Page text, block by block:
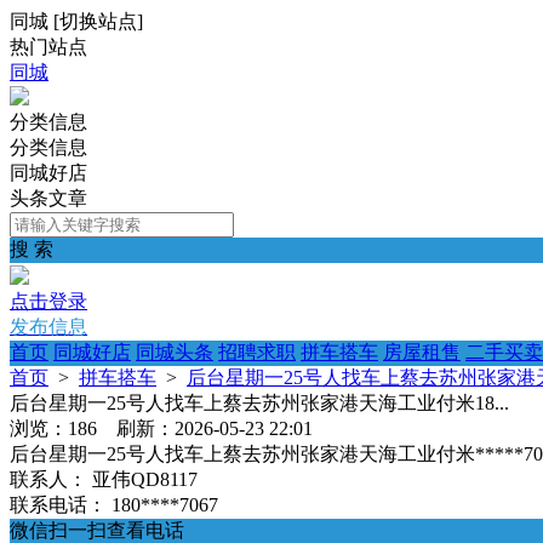
同城 [切换站点]
热门站点
同城
分类信息
分类信息
同城好店
头条文章
搜 索
点击登录
发布信息
首页 同城好店 同城头条 招聘求职 拼车搭车 房屋租售 二手买卖
首页 > 拼车搭车 > 后台星期一25号人找车上蔡去苏州张家港
后台星期一25号人找车上蔡去苏州张家港天海工业付米18...
浏览：186 刷新：2026-05-23 22:01
后台星期一25号人找车上蔡去苏州张家港天海工业付米
联系人：
亚伟QD8117
联系电话：
180****7067
微信扫一扫查看电话